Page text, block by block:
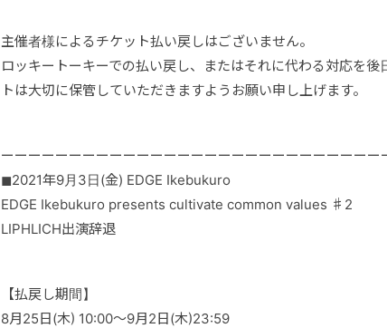
主催者様によるチケット払い戻しはございません。
ロッキートーキーでの払い戻し、またはそれに代わる対応を
トは大切に保管していただきますようお願い申し上げます。
ーーーーーーーーーーーーーーーーーーーーーーーーーーー
◼︎2021年9月3日(金) EDGE Ikebukuro
EDGE Ikebukuro presents cultivate common values ♯2
LIPHLICH出演辞退
【払戻し期間】
8月25日(木) 10:00～9月2日(木)23:59